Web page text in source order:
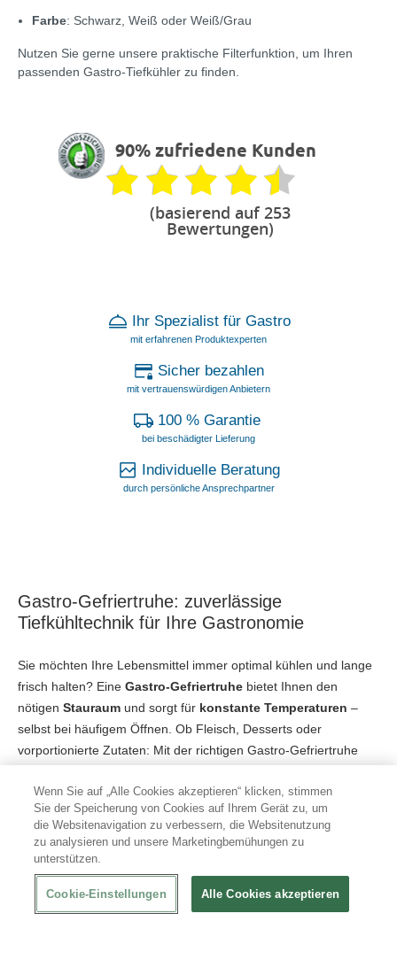
Farbe: Schwarz, Weiß oder Weiß/Grau
Nutzen Sie gerne unsere praktische Filterfunktion, um Ihren
passenden Gastro-Tiefkühler zu finden.
90% zufriedene Kunden
(basierend auf 253
Bewertungen)
Ihr Spezialist für Gastro
mit erfahrenen Produktexperten
Sicher bezahlen
mit vertrauenswürdigen Anbietern
100 % Garantie
bei beschädigter Lieferung
Individuelle Beratung
durch persönliche Ansprechpartner
Gastro-Gefriertruhe: zuverlässige
Tiefkühltechnik für Ihre Gastronomie
Sie möchten Ihre Lebensmittel immer optimal kühlen und lange
frisch halten? Eine Gastro-Gefriertruhe bietet Ihnen den
nötigen Stauraum und sorgt für konstante Temperaturen –
selbst bei häufigem Öffnen. Ob Fleisch, Desserts oder
vorportionierte Zutaten: Mit der richtigen Gastro-Gefriertruhe
Entdecken Sie jetzt Ihr passendes Produkt in unserem
großzügigen Sortimentan ausgewählten Geräten und
überzeugen Sie sich selbst von derRobustheit,Langlebigkeit
und leicht zu steuernden Kühltechniken zahlreicher Geräte. Wir
von XXLgastro achten auf hohe Qualitätsstandardsund eine
breite Auswahl an Produktvielfalt. Ganz gleich, ob Sie eine
Wenn Sie auf „Alle Cookies akzeptieren“ klicken, stimmen
Sie der Speicherung von Cookies auf Ihrem Gerät zu, um
die Websitenavigation zu verbessern, die Websitenutzung
zu analysieren und unsere Marketingbemühungen zu
unterstützen.
Cookie-Einstellungen Alle Cookies akzeptieren